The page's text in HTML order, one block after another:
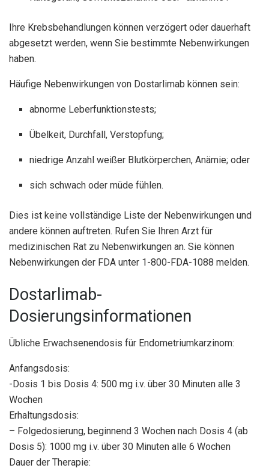
Ihre Krebsbehandlungen können verzögert oder dauerhaft
abgesetzt werden, wenn Sie bestimmte Nebenwirkungen
haben.
Häufige Nebenwirkungen von Dostarlimab können sein:
abnorme Leberfunktionstests;
Übelkeit, Durchfall, Verstopfung;
niedrige Anzahl weißer Blutkörperchen, Anämie; oder
sich schwach oder müde fühlen.
Dies ist keine vollständige Liste der Nebenwirkungen und
andere können auftreten. Rufen Sie Ihren Arzt für
medizinischen Rat zu Nebenwirkungen an. Sie können
Nebenwirkungen der FDA unter 1-800-FDA-1088 melden.
Dostarlimab-
Dosierungsinformationen
Übliche Erwachsenendosis für Endometriumkarzinom:
Anfangsdosis:
-Dosis 1 bis Dosis 4: 500 mg i.v. über 30 Minuten alle 3
Wochen
Erhaltungsdosis:
– Folgedosierung, beginnend 3 Wochen nach Dosis 4 (ab
Dosis 5): 1000 mg i.v. über 30 Minuten alle 6 Wochen
Dauer der Therapie: